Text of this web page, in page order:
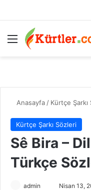
Menü
Anasayfa / Kürtçe Şarkı
Kürtçe Şarkı Sözleri
Sê Bira –
Türkçe
admin Nisan 13,